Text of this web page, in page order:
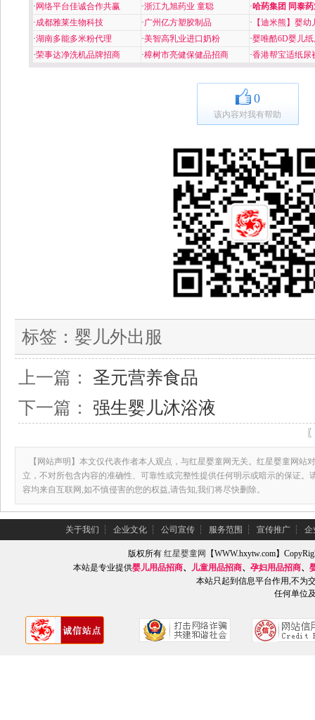
· 网络平台佳诚合作共赢 ·浙江九旭药业 童聪 ·哈药集团 同泰
·成都雅莱生物科技 ·广州亿方塑胶制品 · 【迪米熊】婴幼
·湖南多能多米粉代理 ·美智高乳业进口奶粉 ·婴唯酷6D婴儿
·荣事达净洗机品牌招商 ·樟树市亮健保健品招商 ·香港帮宝适纸尿
0
该内容对我有帮助
标签： 婴儿外出服
上一篇： 圣元营养食品
下一篇： 强生婴儿沐浴液
【网站声明】本文仅代表作者本人观点，与红星婴童网无关。红星婴童网站
立，不对所包含内容的准确性、可靠性或完整性提供任何明示或暗示的保证。
容均来自互联网,如不慎侵害的您的权益,请告知,我们将尽快删除。
关于我们 ┆ 企业文化 ┆ 公司宣传 ┆ 服务范围 ┆ 宣传推广 ┆ 企
版权所有红星婴童网
【WWW.hxytw.com】
本站是专业提供婴儿用品招商、 儿童用品招商、 孕妇用品招商、
本站只起到信息平台作用,不为
任何单位